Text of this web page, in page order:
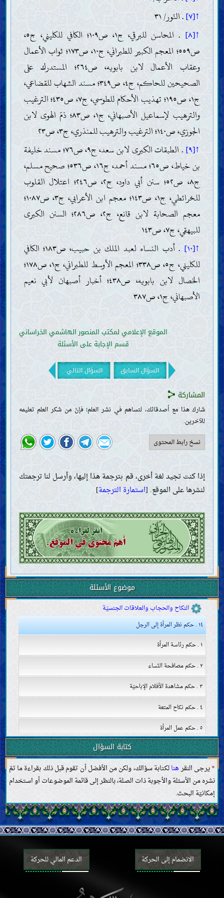
↑[٧] . النّور/ ٣١
↑[٨]
. المحاسن للبرقي، ج١، ص١٠٩؛ الكافي للكليني، ج٥،
ص٥٥٩؛ المعجم الكبير للطبراني، ج١٠، ص١٧٣؛ ثواب الأعمال
وعقاب الأعمال لابن بابويه، ص٢٦٤؛ المستدرك على
الصحيحين للحاكم، ج٤، ص٣٤٩؛ مسند الشهاب للقضاعي،
ج١، ص١٩٥؛ تهذيب الأحكام للطوسي، ج٧، ص٤٣٥؛ الترغيب
والترهيب لإسماعيل الأصبهاني، ج١، ص٨٣؛ ذمّ الهوى لابن
الجوزي، ص١٤٠؛ الترغيب والترهيب للمنذري، ج٣، ص٢٣
↑[٩]
. الطبقات الكبرى لابن سعد، ج٩، ص٧٦؛ مسند خليفة
بن خياط، ص٦٥؛ مسند أحمد، ج١٦، ص٥٣٦؛ صحيح مسلم،
ج٨، ص٥٢؛ سنن أبي داود، ج٢، ص٢٤٦؛ اعتلال القلوب
للخرائطي، ج١، ص١٤٣؛ معجم ابن الأعرابي، ج٣، ص١٠٨٧؛
معجم الصحابة لابن قانع، ج٢، ص٢٨٦؛ السنن الكبرى
للبيهقي، ج٧، ص١٤٣
↑[١٠]
. أدب النساء لعبد الملك بن حبيب، ص١٨٣؛ الكافي
للكليني، ج٥، ص٣٣٨؛ المعجم الأوسط للطبراني، ج١، ص١٧٨؛
الخصال لابن بابويه، ص٤٣٨؛ أخبار أصبهان لأبي نعيم
الأصبهاني، ج١، ص٣٨٧
الموقع الإعلامي لمكتب المنصور الهاشمي الخراساني
قسم الإجابة على الأسئلة
السؤال السابق السؤال التالي
المشاركة
شارك هذا مع أصدقائك، لتساهم في نشر العلم؛ فإنّ من شكر العلم تعليمه
للآخرين.
نسخ رابط المحتوى
إذا كنت تجيد لغة أخرى، قم بترجمة هذا إليها، وأرسل لنا ترجمتك
لنشرها على الموقع. [استمارة الترجمة]
موضوع الأسئلة
الأخلاق
مكارم الأخلاق
معرفة النفس وتزكيتها
الذكر والدّعاء والتوكّل والتوسّل
التوبة والاستغفار والإصلاح
الإحسان بالوالدين وذوي القربى
الجود والإنفاق على المحتاجين
العفّة والحياء والغيرة
الرفق والرحمة والمداراة
العفو وكظم الغيظ
الأدب وحسن العشرة
كبائر الذنوب
الكذب والغِيبة والبهتان
السبّ واللعن المذموم
التكبّر
الجزع عند المصيبة
آثار الذنوب
الأحكام
أصول الفقه وقواعده
الطهارات والنجاسات
الحيض والنفاس والاستحاضة والجنابة
الطبّ والتداوي
اللباس والزينة
الوضوء والغسل والتيمّم
الصلاة
الأذان والإقامة
صلاة المسافر
صلاة الآيات
الصلوات المندوبة
الزكاة والخمس والصدقة والوقف
الصوم والاعتكاف
الأطعمة والأشربة
صيد الحيوان وذبحه
النذر والعهد واليمين
الجهاد والدفاع والهجرة
الدعوة إلى الخير والأمر بالمعروف والنهي عن المنكر
الحدود والتعزيرات
الولاية والقضاء والشهادة
الحَجْر (منع التصرّف في المال)
المشاغل والمكاسب المحرّمة
العقود والمعاملات
البيع والإجارة والرهن
الهبة والوديعة والعارية والقرض والحوالة
المضاربة والمزارعة والمساقاة والشركة والصلح
الضمان والكفالة والوكالة
النكاح والحجاب والعلاقات الجنسيّة
١٤ . حكم نظر المرأة إلى الرجل
١ . حكم رئاسة المرأة
٢ . حكم مصافحة النّساء
٣ . حكم مشاهدة الأفلام الإباحيّة
٤ . حكم نكاح المتعة
٥ . حكم عمل المرأة
٧ . حدّ الحجاب في الإسلام
٨ . حكم نكاح الزانية وعدّتها
٩ . حكم تعدّد الزوجات
١٠ . آداب الحياة الزوجية وحقوق الزوجين في الإسلام
١١ . حكم طلب الزوجة على مواقع التواصل الاجتماعي
١٢ . حول اشتراط الولي في الزواج
كتابة السؤال
*يرجى النقرهنالكتابة سؤالك، ولكن من الأفضل أن تقوم قبل ذلك بقراءة ما تمّ
نشره من الأسئلة والأجوبة ذات الصلة، بالنظر إلى قائمة الموضوعات أو استخدام
إمكانيّة البحث.
الانضمام إلى الحركة الدعم المالي للحركة